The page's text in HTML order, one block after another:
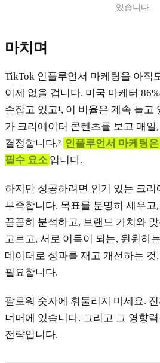
있습니다.
마치며
TikTok 인플루언서 마케팅을 아직
이제 없을 겁니다. 미국 마케터
손잡고 있고¹, 이 비율은 계속 늘고
가 크리에이터 콘텐츠를 보고 매일
결정합니다.² 인플루언서 마케팅
필수 요소 입니다.
하지만 성공하려면 인기 있는 크
부족합니다. 목표를 분명히 세우고
꼼꼼히 분석하고, 브랜드 가치와
고르고, 서로 이득이 되는, 윈윈하
데이터로 성과를 재고 개선하는 것
필요합니다.
팔로워 숫자에 휘둘리지 마세요.
너머에 있습니다. 그리고 그 영향
전략입니다.